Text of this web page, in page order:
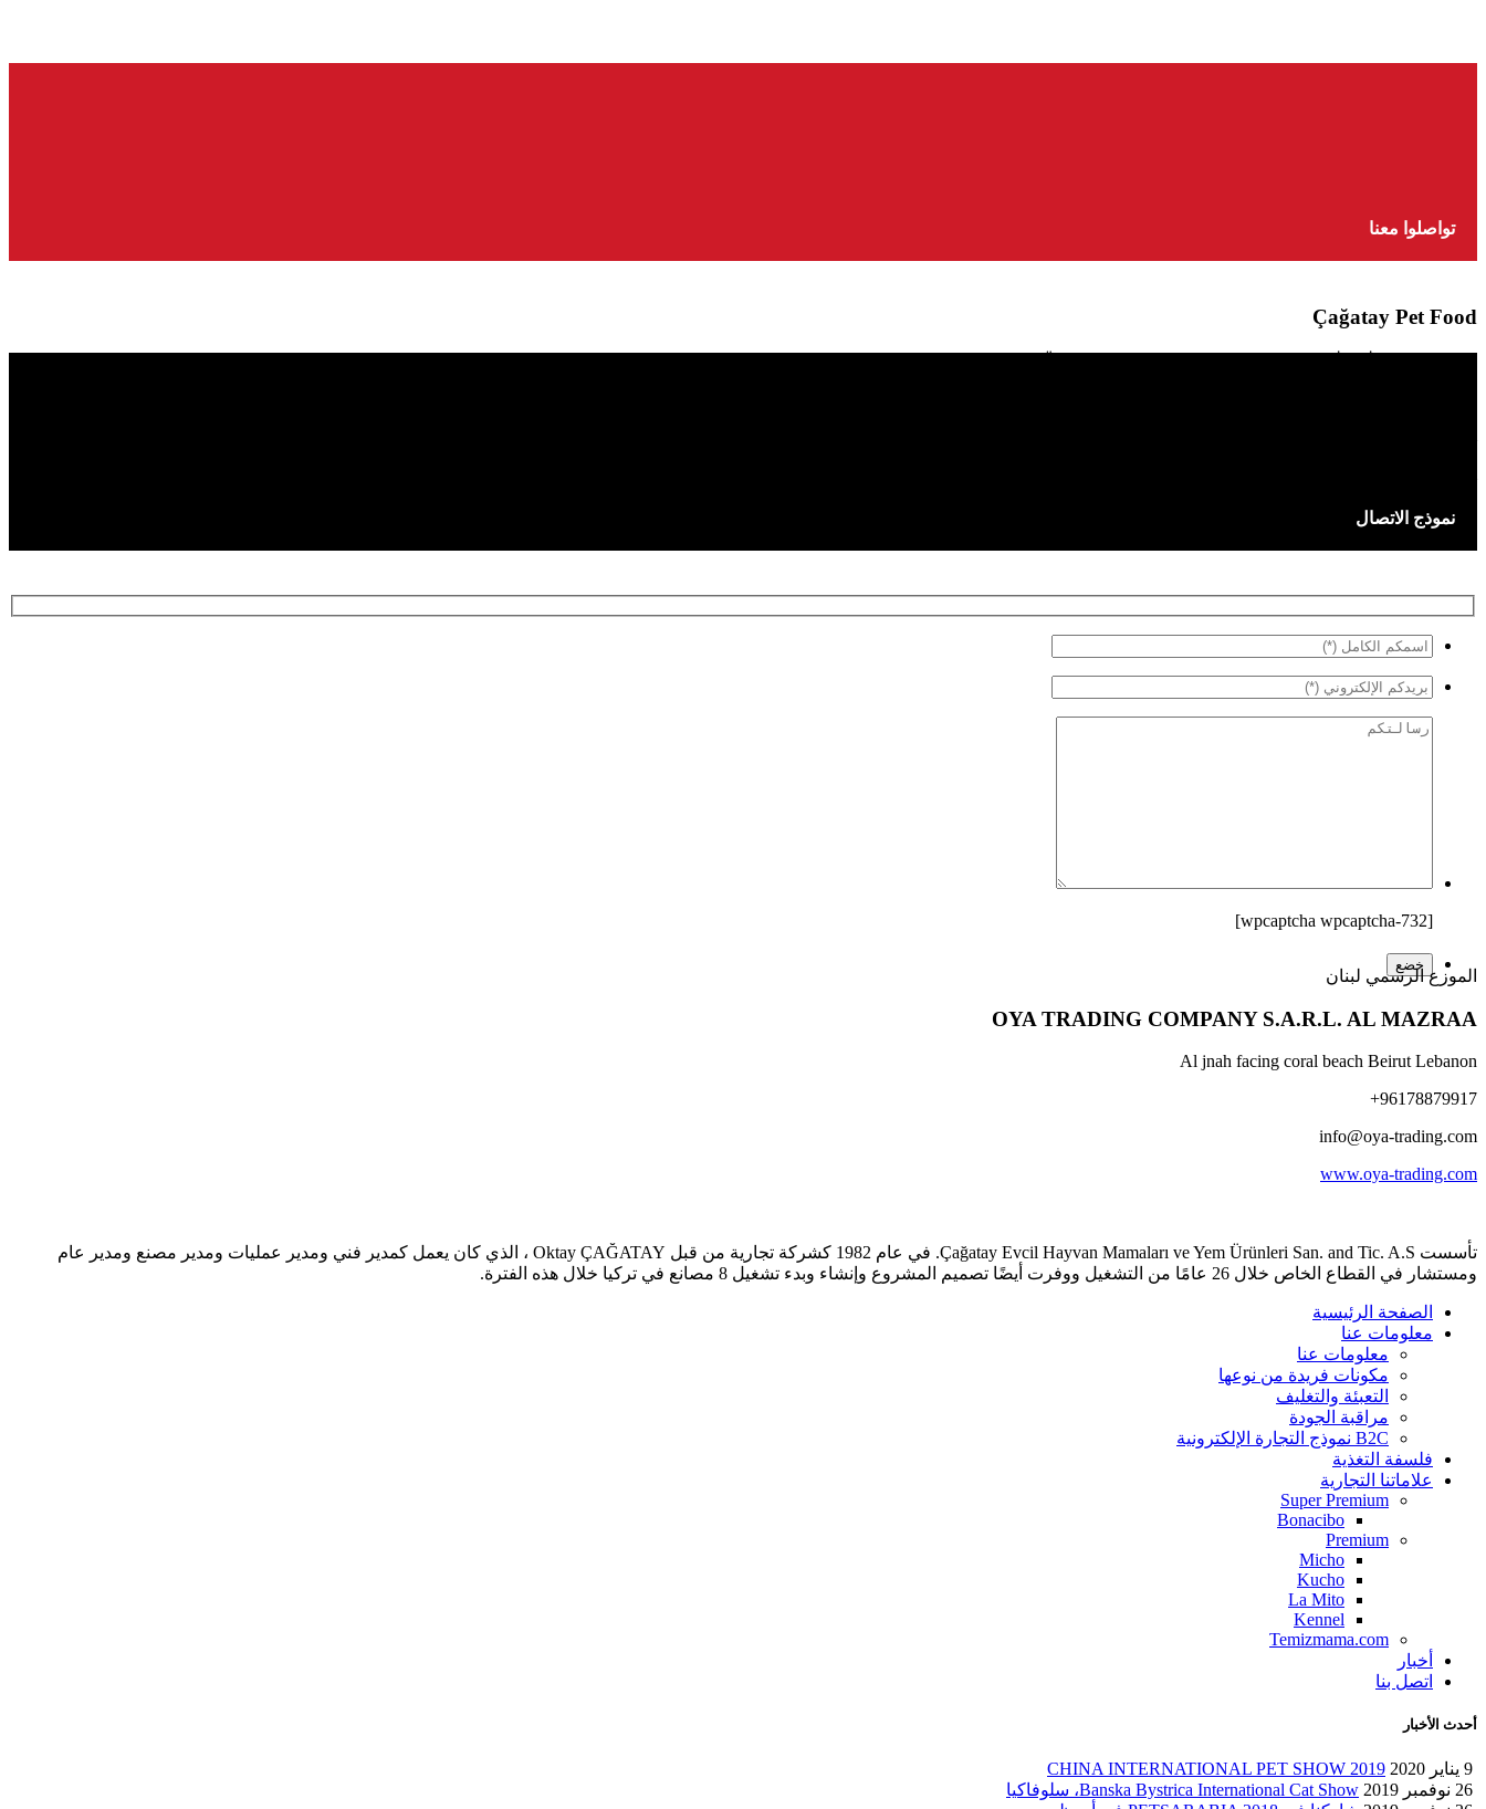
تواصلوا معنا
Çağatay Pet Food
نموذج الاتصال
[wpcaptcha wpcaptcha-732]
الموزع الرسمي لبنان
OYA TRADING COMPANY S.A.R.L. AL MAZRAA
Al jnah facing coral beach Beirut Lebanon
+96178879917
info@oya-trading.com
www.oya-trading.com
تأسست Çağatay Evcil Hayvan Mamaları ve Yem Ürünleri San. and Tic. A.S. في عام 1982 كشركة تجارية من قبل Oktay ÇAĞATAY ، الذي كان يعمل كمدير فني ومدير عمليات ومدير مصنع ومدير عام
ومستشار في القطاع الخاص خلال 26 عامًا من التشغيل ووفرت أيضًا تصميم المشروع وإنشاء وبدء تشغيل 8 مصانع في تركيا خلال هذه الفترة.
الصفحة الرئيسية
معلومات عنا
معلومات عنا
مكونات فريدة من نوعها
التعبئة والتغليف
مراقبة الجودة
B2C نموذج التجارة الإلكترونية
فلسفة التغذية
علاماتنا التجارية
Super Premium
Bonacibo
Premium
Micho
Kucho
La Mito
Kennel
Temizmama.com
أخبار
اتصل بنا
أحدث الأخبار
9 يناير 2020
CHINA INTERNATIONAL PET SHOW 2019
26 نوفمبر 2019
Banska Bystrica International Cat Show، سلوفاكيا